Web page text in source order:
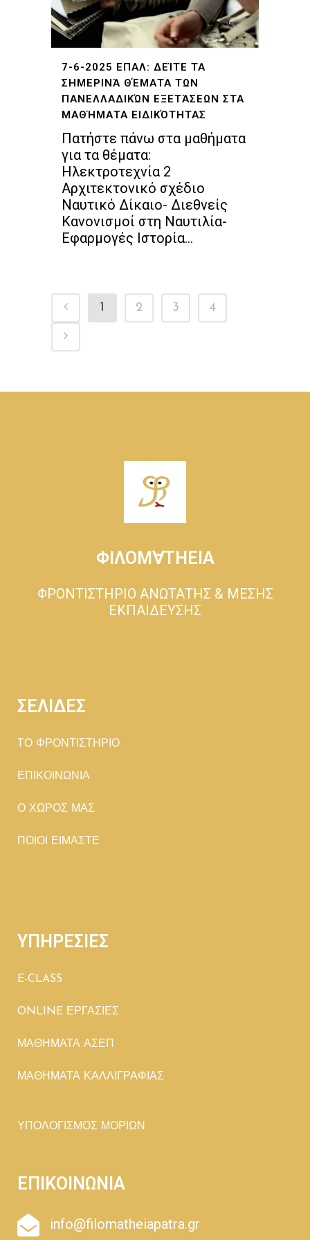
7-6-2025 ΕΠΑΛ: ΔΕΊΤΕ ΤΑ
ΣΗΜΕΡΙΝΆ ΘΈΜΑΤΑ ΤΩΝ
ΠΑΝΕΛΛΑΔΙΚΏΝ ΕΞΕΤΆΣΕΩΝ ΣΤΑ
ΜΑΘΉΜΑΤΑ ΕΙΔΙΚΌΤΗΤΑΣ
Πατήστε πάνω στα μαθήματα
για τα θέματα:
Ηλεκτροτεχνία 2
Αρχιτεκτονικό σχέδιο
Ναυτικό Δίκαιο- Διεθνείς
Κανονισμοί στη Ναυτιλία-
Εφαρμογές Ιστορία...
1 2 3 4
ΦΙΛΟΜ∀ΤΗΕΙΑ
ΦΡΟΝΤΙΣΤΗΡΙΟ ΑΝΩΤΑΤΗΣ & ΜΕΣΗΣ
ΕΚΠΑΙΔΕΥΣΗΣ
ΣΕΛΙΔΕΣ
TΟ ΦΡΟΝΤΙΣΤΗΡΙΟ
ΕΠΙΚΟΙΝΩΝΙΑ
Ο ΧΩΡΟΣ ΜΑΣ
ΠΟΙΟΙ ΕΙΜΑΣΤΕ
ΥΠΗΡΕΣΙΕΣ
E-CLASS
ONLINE ΕΡΓΑΣΙΕΣ
ΜΑΘΗΜΑΤΑ ΑΣΕΠ
ΜΑΘΗΜΑΤΑ ΚΑΛΛΙΓΡΑΦΙΑΣ
ΥΠΟΛΟΓΙΣΜΟΣ ΜΟΡΙΩΝ
ΕΠΙΚΟΙΝΩΝΙΑ
info@filomatheiapatra.gr